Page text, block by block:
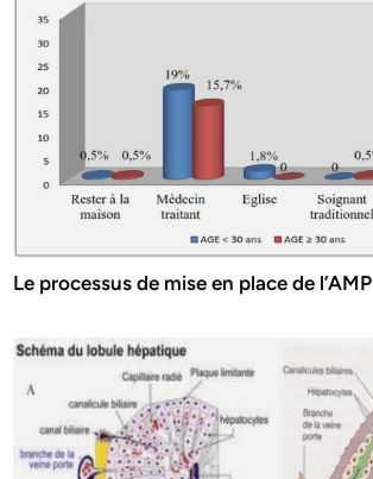
Le processus de mise en place de l’AMP